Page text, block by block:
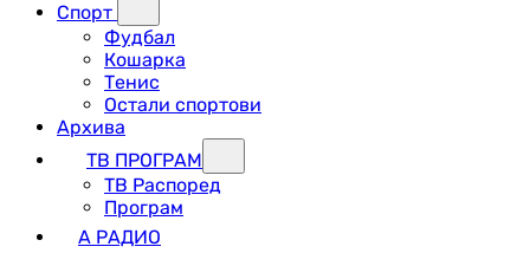
Спорт
Фудбал
Кошарка
Тенис
Остали спортови
Архива
ТВ ПРОГРАМ
ТВ Распоред
Програм
А РАДИО